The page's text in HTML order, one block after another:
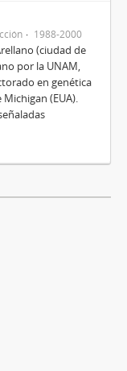
1988-2000
(ciudad de
por la UNAM,
en genética
(EUA).